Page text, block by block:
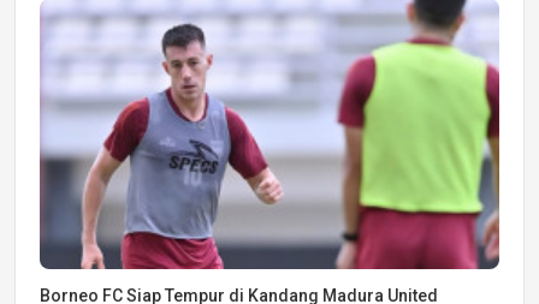
Borneo FC Siap Tempur di Kandang Madura United